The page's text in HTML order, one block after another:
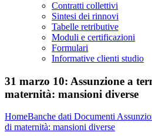
Contratti collettivi
Sintesi dei rinnovi
Tabelle retributive
Moduli e certificazioni
Formulari
Informative clienti studio
31 marzo 10: Assunzione a
maternità: mansioni diverse
HomeBanche dati Documenti
di maternità: mansioni diverse